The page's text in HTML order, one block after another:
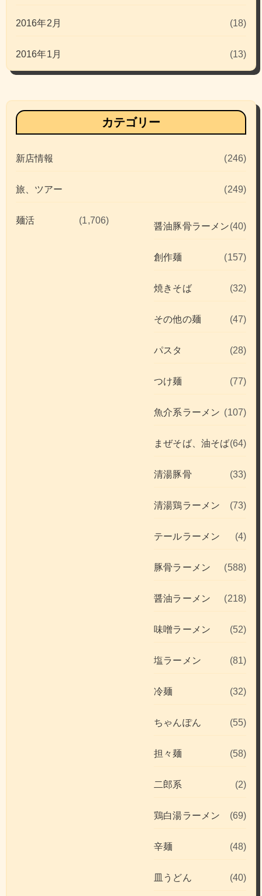
2016年2月 (18)
2016年1月 (13)
カテゴリー
新店情報 (246)
旅、ツアー (249)
麺活 (1,706)
醤油豚骨ラーメン(40)
創作麺 (157)
焼きそば (32)
その他の麺 (47)
パスタ (28)
つけ麺 (77)
魚介系ラーメン (107)
まぜそば、油そば(64)
清湯豚骨 (33)
清湯鶏ラーメン (73)
テールラーメン (4)
豚骨ラーメン (588)
醤油ラーメン (218)
味噌ラーメン (52)
塩ラーメン (81)
冷麺 (32)
ちゃんぽん (55)
担々麺 (58)
二郎系 (2)
鶏白湯ラーメン (69)
辛麺 (48)
皿うどん (40)